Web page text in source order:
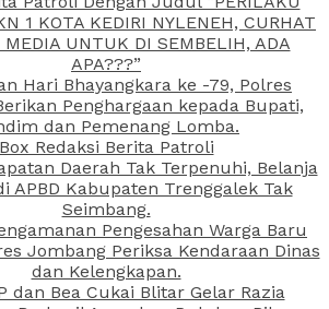
1 KOTA KEDIRI NYLENEH, CURHAT
MEDIA UNTUK DI SEMBELIH, ADA
APA???”
Hari Bhayangkara ke -79, Polres
Penghargaan kepada Bupati,
dan Pemenang Lomba.
Box Redaksi Berita Patroli
Daerah Tak Terpenuhi, Belanja
APBD Kabupaten Trenggalek Tak
Seimbang.
Pengesahan Warga Baru
Jombang Periksa Kendaraan Dinas
dan Kelengkapan.
dan Bea Cukai Blitar Gelar Razia